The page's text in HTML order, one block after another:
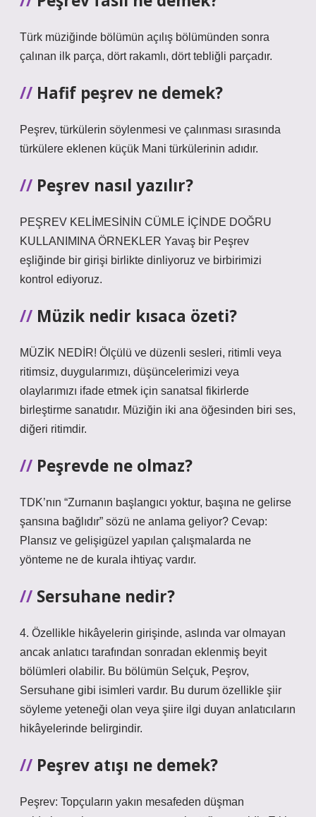
Türk müziğinde bölümün açılış bölümünden sonra
çalınan ilk parça, dört rakamlı, dört tebliğli parçadır.
Hafif peşrev ne demek?
Peşrev, türkülerin söylenmesi ve çalınması sırasında
türkülere eklenen küçük Mani türkülerinin adıdır.
Peşrev nasıl yazılır?
PEŞREV KELİMESİNİN CÜMLE İÇİNDE DOĞRU
KULLANIMINA ÖRNEKLER Yavaş bir Peşrev
eşliğinde bir girişi birlikte dinliyoruz ve birbirimizi
kontrol ediyoruz.
Müzik nedir kısaca özeti?
MÜZİK NEDİR! Ölçülü ve düzenli sesleri, ritimli veya
ritimsiz, duygularımızı, düşüncelerimizi veya
olaylarımızı ifade etmek için sanatsal fikirlerde
birleştirme sanatıdır. Müziğin iki ana öğesinden biri ses,
diğeri ritimdir.
Peşrevde ne olmaz?
TDK’nın “Zurnanın başlangıcı yoktur, başına ne gelirse
şansına bağlıdır” sözü ne anlama geliyor? Cevap:
Plansız ve gelişigüzel yapılan çalışmalarda ne
yönteme ne de kurala ihtiyaç vardır.
Sersuhane nedir?
4. Özellikle hikâyelerin girişinde, aslında var olmayan
ancak anlatıcı tarafından sonradan eklenmiş beyit
bölümleri olabilir. Bu bölümün Selçuk, Peşrov,
Sersuhane gibi isimleri vardır. Bu durum özellikle şiir
söyleme yeteneği olan veya şiire ilgi duyan anlatıcıların
hikâyelerinde belirgindir.
Peşrev atışı ne demek?
Peşrev: Topçuların yakın mesafeden düşman